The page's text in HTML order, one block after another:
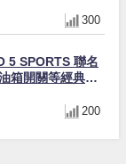
300
5 SPORTS 聯名
箱開關等經典設
200